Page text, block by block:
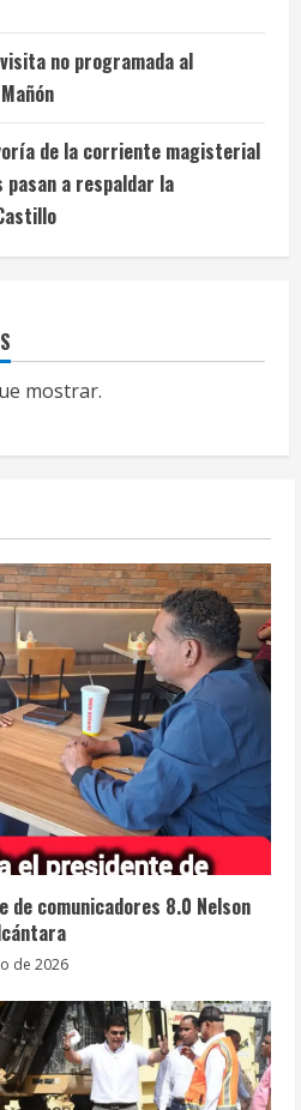
no programada al
de la corriente magisterial
pasan a respaldar la
mostrar.
de comunicadores 8.0 Nelson
de 2026